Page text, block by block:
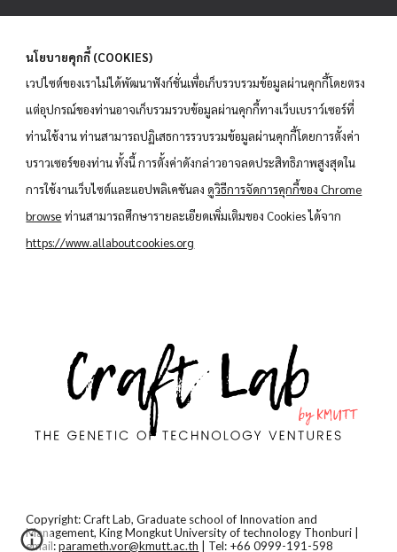
นโยบายคุกกี้ (COOKIES)
เวปไซต์ของเราไม่ได้พัฒนาฟังก์ชั่นเพื่อเก็บรวบรวมข้อมูลผ่านคุกกี้โดยตรง
แต่อุปกรณ์ของท่านอาจเก็บรวมรวบข้อมูลผ่านคุกกี้ทางเว็บเบราว์เซอร์ที่
ท่านใช้งาน ท่านสามารถปฏิเสธการรวบรวมข้อมูลผ่านคุกกี้โดยการตั้งค่า
บราวเซอร์ของท่าน ทั้งนี้ การตั้งค่าดังกล่าวอาจลดประสิทธิภาพสูงสุดใน
การใช้งานเว็บไซต์และแอปพลิเคชันลงดูวิธีการจัดการคุกกี้ของ Chrome
browse ท่านสามารถศึกษารายละเอียดเพิ่มเติมของ Cookies ได้จาก
https://www.allaboutcookies.org
Copyright: Craft Lab, Graduate school of Innovation and
Management, King Mongkut University of technology Thonburi |
email:parameth.vor@kmutt.ac.th | Tel: +66 0999-191-598